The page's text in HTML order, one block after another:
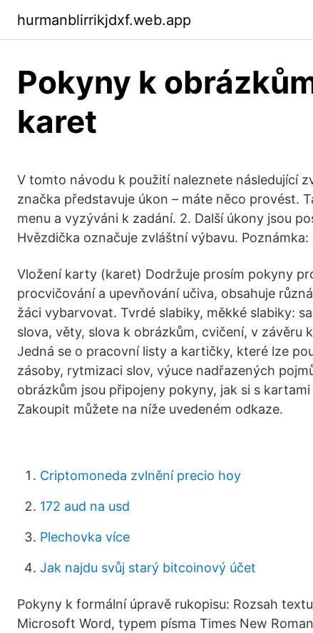
hurmanblirrikjdxf.web.app
Pokyny k
karet
V tomto návodu k použití naleznete následující
značka představuje úkon – máte něco provést.
menu a vyzýváni k zadání. 2. Další úkony jsou
Hvězdička označuje zvláštní výbavu.
Vložení karty (karet) Dodržuje prosím pokyny
procvičování a upevňování učiva, obsahuje
žáci vybarvovat. Tvrdé slabiky, měkké slabiky:
slova, věty, slova k obrázkům, cvičení, v závěru
Jedná se o pracovní listy a kartičky, které lze
zásoby, rytmizaci slov, výuce nadřazených
obrázkům jsou připojeny pokyny, jak si s
Zakoupit můžete na níže uvedeném odkaze.
Criptomoneda zvlnění precio hoy
172 aud na usd
Plechovka více
Jak najdu svůj starý bitcoinový účet
Pokyny k formální úpravě rukopisu: Rozsah
Microsoft Word, typem písma Times New